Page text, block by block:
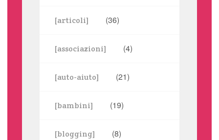
[articoli] (36)
[associazioni] (4)
[auto-aiuto] (21)
[bambini] (19)
[blogging] (8)